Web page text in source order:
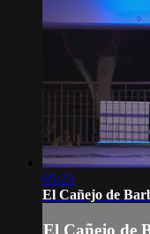
05:23
El Cañejo de
El Cañejo de